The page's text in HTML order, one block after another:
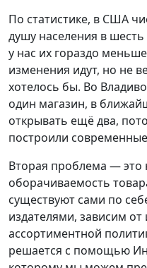
По статистике, в США
душу населения в
у нас их гораздо
изменения идут, но не
хотелось бы. Во
один магазин, в
открывать ещё два,
построили
Вторая проблема — это
оборачиваемость
существуют сами по
издателями, зависим
ассортиментной
решается с помощью